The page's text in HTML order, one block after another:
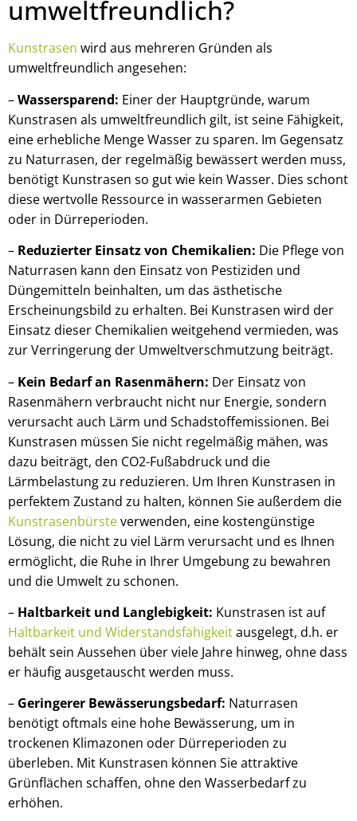
umweltfreundlich?
Kunstrasen wird aus mehreren Gründen als
umweltfreundlich angesehen:
–Wassersparend: Einer der Hauptgründe, warum
Kunstrasen als umweltfreundlich gilt, ist seine Fähigkeit,
eine erhebliche Menge Wasser zu sparen. Im Gegensatz
zu Naturrasen, der regelmäßig bewässert werden muss,
benötigt Kunstrasen so gut wie kein Wasser. Dies schont
diese wertvolle Ressource in wasserarmen Gebieten
oder in Dürreperioden.
– Reduzierter Einsatz von Chemikalien: Die Pflege von
Naturrasen kann den Einsatz von Pestiziden und
Düngemitteln beinhalten, um das ästhetische
Erscheinungsbild zu erhalten. Bei Kunstrasen wird der
Einsatz dieser Chemikalien weitgehend vermieden, was
zur Verringerung der Umweltverschmutzung beiträgt.
– Kein Bedarf an Rasenmähern: Der Einsatz von
Rasenmähern verbraucht nicht nur Energie, sondern
verursacht auch Lärm und Schadstoffemissionen. Bei
Kunstrasen müssen Sie nicht regelmäßig mähen, was
dazu beiträgt, den CO2-Fußabdruck und die
Lärmbelastung zu reduzieren. Um Ihren Kunstrasen in
perfektem Zustand zu halten, können Sie außerdem die
Kunstrasenbürsteverwenden, eine kostengünstige
Lösung, die nicht zu viel Lärm verursacht und es Ihnen
ermöglicht, die Ruhe in Ihrer Umgebung zu bewahren
und die Umwelt zu schonen.
– Haltbarkeit und Langlebigkeit: Kunstrasen ist auf
Haltbarkeit und Widerstandsfähigkeitausgelegt, d.h. er
behält sein Aussehen über viele Jahre hinweg, ohne dass
er häufig ausgetauscht werden muss.
– Geringerer Bewässerungsbedarf: Naturrasen
benötigt oftmals eine hohe Bewässerung, um in
trockenen Klimazonen oder Dürreperioden zu
überleben. Mit Kunstrasen können Sie attraktive
Grünflächen schaffen, ohne den Wasserbedarf zu
erhöhen.